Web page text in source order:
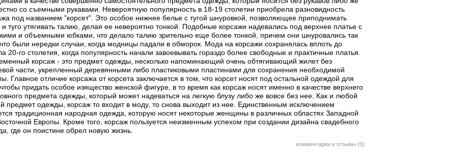
со съемными рукавами. Невероятную популярность в 18-19 столетии приобрела разновидность
под названием "корсет". Это особое нижнее белье с тугой шнуровкой, позволяющее приподнимать
и туго утягивать талию, делая ее невероятно тонкой. Подобные корсажи надевались под верхнее платье с
и объемными юбками, что делало талию зрительно еще более тонкой, причем они шнуровались так
что были нередки случаи, когда модницы падали в обморок. Мода на корсажи сохранялась вплоть до
20-го столетия, когда популярность начали завоевывать гораздо более свободные и практичные платья.
корсаж - это предмет одежды, несколько напоминающий очень обтягивающий жилет без
части, укрепленный деревянными либо пластиковыми пластинами для сохранения необходимой
Главное отличие корсажа от корсета заключается в том, что корсет носят под остальной одеждой для
чтобы придать особое изящество женской фигуре, в то время как корсаж носят именно в качестве верхнего
предмета одежды, который может надеваться на легкую блузу либо же вовсе без нее. Как и любой
предмет одежды, корсаж то входит в моду, то снова выходит из нее. Единственным исключением
традиционная народная одежда, которую носят некоторые женщины в различных областях Западной
Европы. Кроме того, корсаж пользуется неизменным успехом при создании дизайна свадебного
где он поистине обрел новую жизнь.
комментарии и отзывы (0)